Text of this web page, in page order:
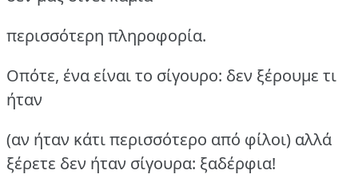
περισσότερη πληροφορία.
Οπότε, ένα είναι το σίγουρο: δεν ξέρουμε τι
ήταν
(αν ήταν κάτι περισσότερο από φίλοι) αλλά
ξέρετε δεν ήταν σίγουρα: ξαδέρφια!